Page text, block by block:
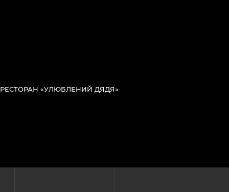
РЕСТОРАН «УЛЮБЛЕНИЙ ДЯДЯ»